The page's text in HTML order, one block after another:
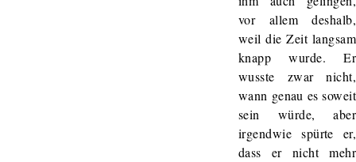
vor allem deshalb,
weil die Zeit langsam
knapp wurde. Er
wusste zwar nicht,
wann genau es soweit
sein würde, aber
irgendwie spürte er,
dass er nicht mehr